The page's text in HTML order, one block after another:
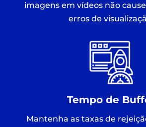
imagens em vídeos não
erros de
Tempo de
Mantenha as taxas de